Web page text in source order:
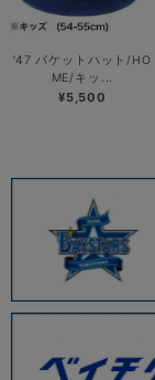
’47 バケットハット/HO
ME/キッ...
¥5,500